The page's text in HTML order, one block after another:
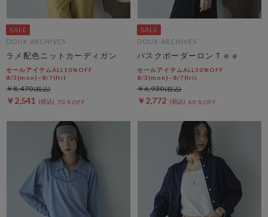
DOUX ARCHIVES
ラメ配色ニットカーディガン
セールアイテムALL10%OFF
8/3(mon)~8/7(fri)
￥2,541 70％OFF
￥8,470
DOUX ARCHIVES
バスクボーダーロンＴｅｅ
セールアイテムALL10%OFF
8/3(mon)~8/7(fri)
￥2,772 60％OFF
￥6,930